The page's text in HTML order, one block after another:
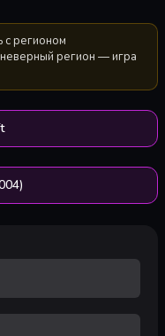
с регионом
неверный регион — игра